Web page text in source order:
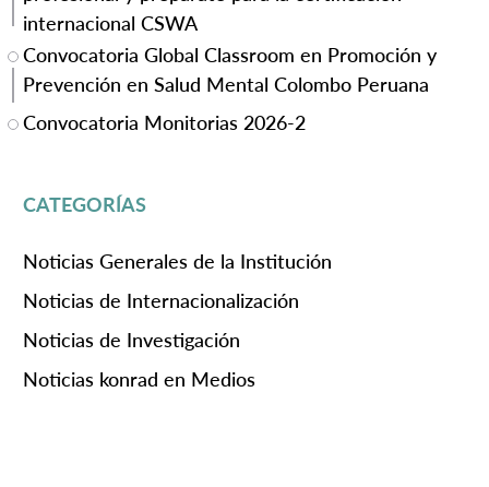
internacional CSWA
Convocatoria Global Classroom en Promoción y
Prevención en Salud Mental Colombo Peruana
Convocatoria Monitorias 2026-2
CATEGORÍAS
Noticias Generales de la Institución
Noticias de Internacionalización
Noticias de Investigación
Noticias konrad en Medios